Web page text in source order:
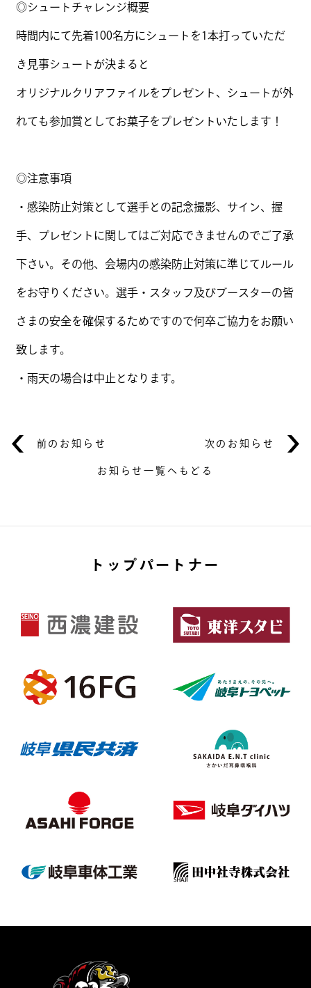
◎シュートチャレンジ概要
時間内にて先着100名方にシュートを1本打っていただ
き見事シュートが決まると
オリジナルクリアファイルをプレゼント、シュートが外
れても参加賞としてお菓子をプレゼントいたします！
◎注意事項
・感染防止対策として選手との記念撮影、サイン、握
手、プレゼントに関してはご対応できませんのでご了承
下さい。その他、会場内の感染防止対策に準じてルール
をお守りください。選手・スタッフ及びブースターの皆
さまの安全を確保するためですので何卒ご協力をお願い
致します。
・雨天の場合は中止となります。
前のお知らせ
お知らせ一覧へもどる
次のお知らせ
トップパートナー